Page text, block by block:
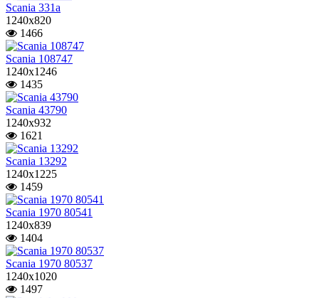
Scania 331a
1240x820
1466
Scania 108747
1240x1246
1435
Scania 43790
1240x932
1621
Scania 13292
1240x1225
1459
Scania 1970 80541
1240x839
1404
Scania 1970 80537
1240x1020
1497